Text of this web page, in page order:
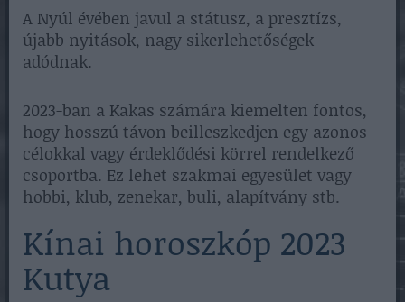
A Nyúl évében javul a státusz, a presztízs,
újabb nyitások, nagy sikerlehetőségek
adódnak.
2023-ban a Kakas számára kiemelten fontos,
hogy hosszú távon beilleszkedjen egy azonos
célokkal vagy érdeklődési körrel rendelkező
csoportba. Ez lehet szakmai egyesület vagy
hobbi, klub, zenekar, buli, alapítvány stb.
Kínai horoszkóp 2023
Kutya